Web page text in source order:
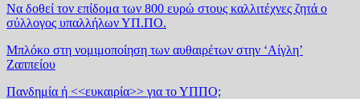
Να δοθεί τον επίδομα των 800 ευρώ στους καλλιτέχνες ζητά ο
σύλλογος υπαλλήλων ΥΠ.ΠΟ.
Μπλόκο στη νομιμοποίηση των αυθαιρέτων στην ‘Αίγλη’
Ζαππείου
Πανδημία ή <<ευκαιρία>> για το ΥΠΠΟ;